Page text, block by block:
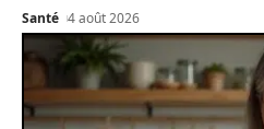
Santé 4 août 2026